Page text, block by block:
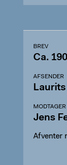
BREV
Ca.
AFSENDER
Laurits
MODTAGER
Jens
Afventer